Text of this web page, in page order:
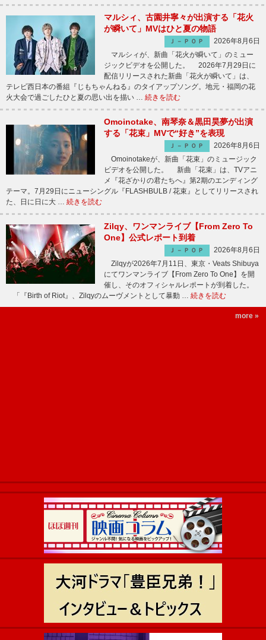
マルシィ、古園井寧々が出演する「花火
が瞬いて」MVはひと夏の物語
Ｊ－ＰＯＰ
2026年8月6日
マルシィが、新曲「花火が瞬いて」のミュー
ジックビデオを公開した。 2026年7月29日に
配信リリースされた新曲「花火が瞬いて」は、
テレビ西日本の番組『じもちゃんねる』のタイアップソング。地元・福岡の花
火大会で過ごしたひと夏の思い出を描い … 続きを読む
Omoinotake、南琴奈＆黒田昊夢が出演
する「花束」MVで“好き”を表現
Ｊ－ＰＯＰ
2026年8月6日
Omoinotakeが、新曲「花束」のミュージック
ビデオを公開した。 新曲「花束」は、TVアニ
メ『花ざかりの君たちへ』第2期のエンディング
テーマ。7月29日にニューシングル『FLASHBULB / 花束』としてリリースされ
た、日に日に大 … 続きを読む
Zilqy、ワンマンライブ【From Zero To
One】公式レポート到着
Ｊ－ＰＯＰ
2026年8月6日
Zilqyが2026年7月11日、東京・Veats Shibuya
にてワンマンライブ【From Zero To One】を開
催し、そのオフィシャルレポートが到着した。
「『Birth of Riot』、Zilqyのムーヴメントとして暴動 … 続きを読む
more »